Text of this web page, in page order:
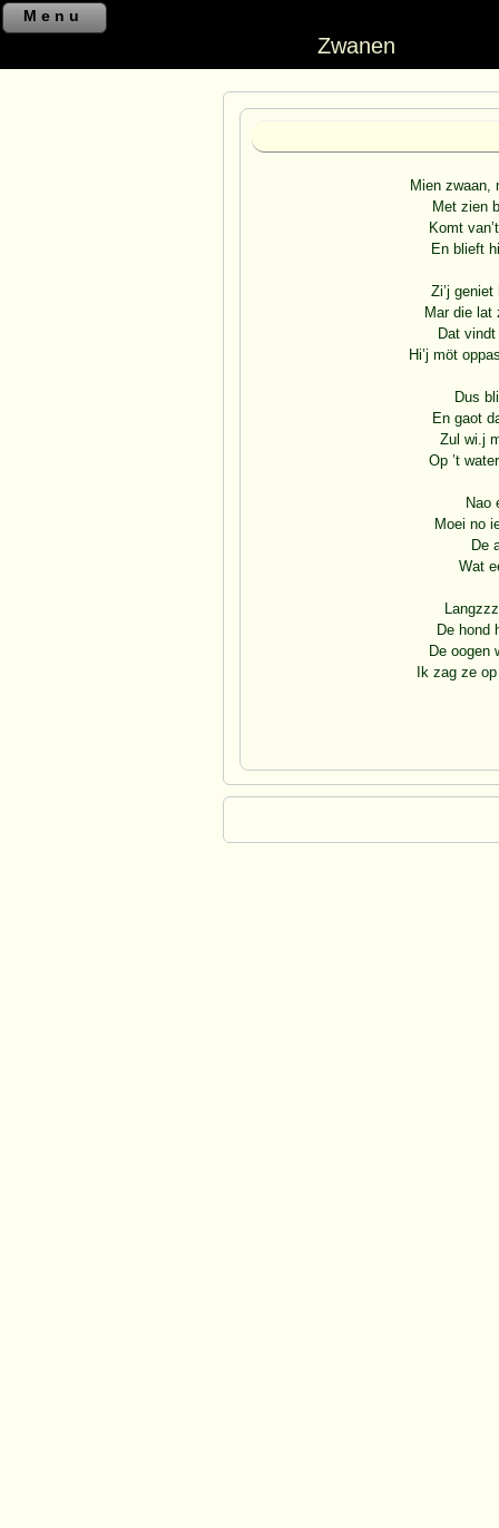
Menu
Zwanen
Mien zwaan,
Met zien
Komt
En blieft
Zi’j
Mar die lat
Dat
Hi’j möt
Dus
En gaot
Zul wi.j
Op ’t
Nao
Moei no
De
Wat
De hond
De oogen
Ik zag ze